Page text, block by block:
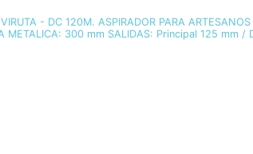
- DC 120M. ASPIRADOR PARA
METALICA: 300 mm SALIDAS: Principal 125 mm